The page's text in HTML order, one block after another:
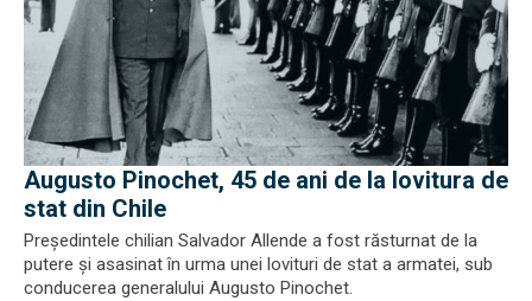
Augusto Pinochet, 45 de ani de la lovitura de
stat din Chile
Preşedintele chilian Salvador Allende a fost răsturnat de la
putere şi asasinat în urma unei lovituri de stat a armatei, sub
conducerea generalului Augusto Pinochet.